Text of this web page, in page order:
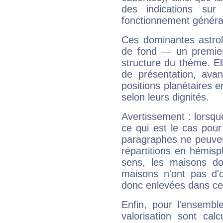
des indications sur
fonctionnement
Ces dominantes
de fond — un
structure du thème.
de présentation,
positions planétaires
selon leurs dignités.
Avertissement :
ce qui est le cas
paragraphes ne
répartitions en
sens, les maisons
maisons n'ont pas
donc enlevées dans
Enfin, pour
valorisation sont